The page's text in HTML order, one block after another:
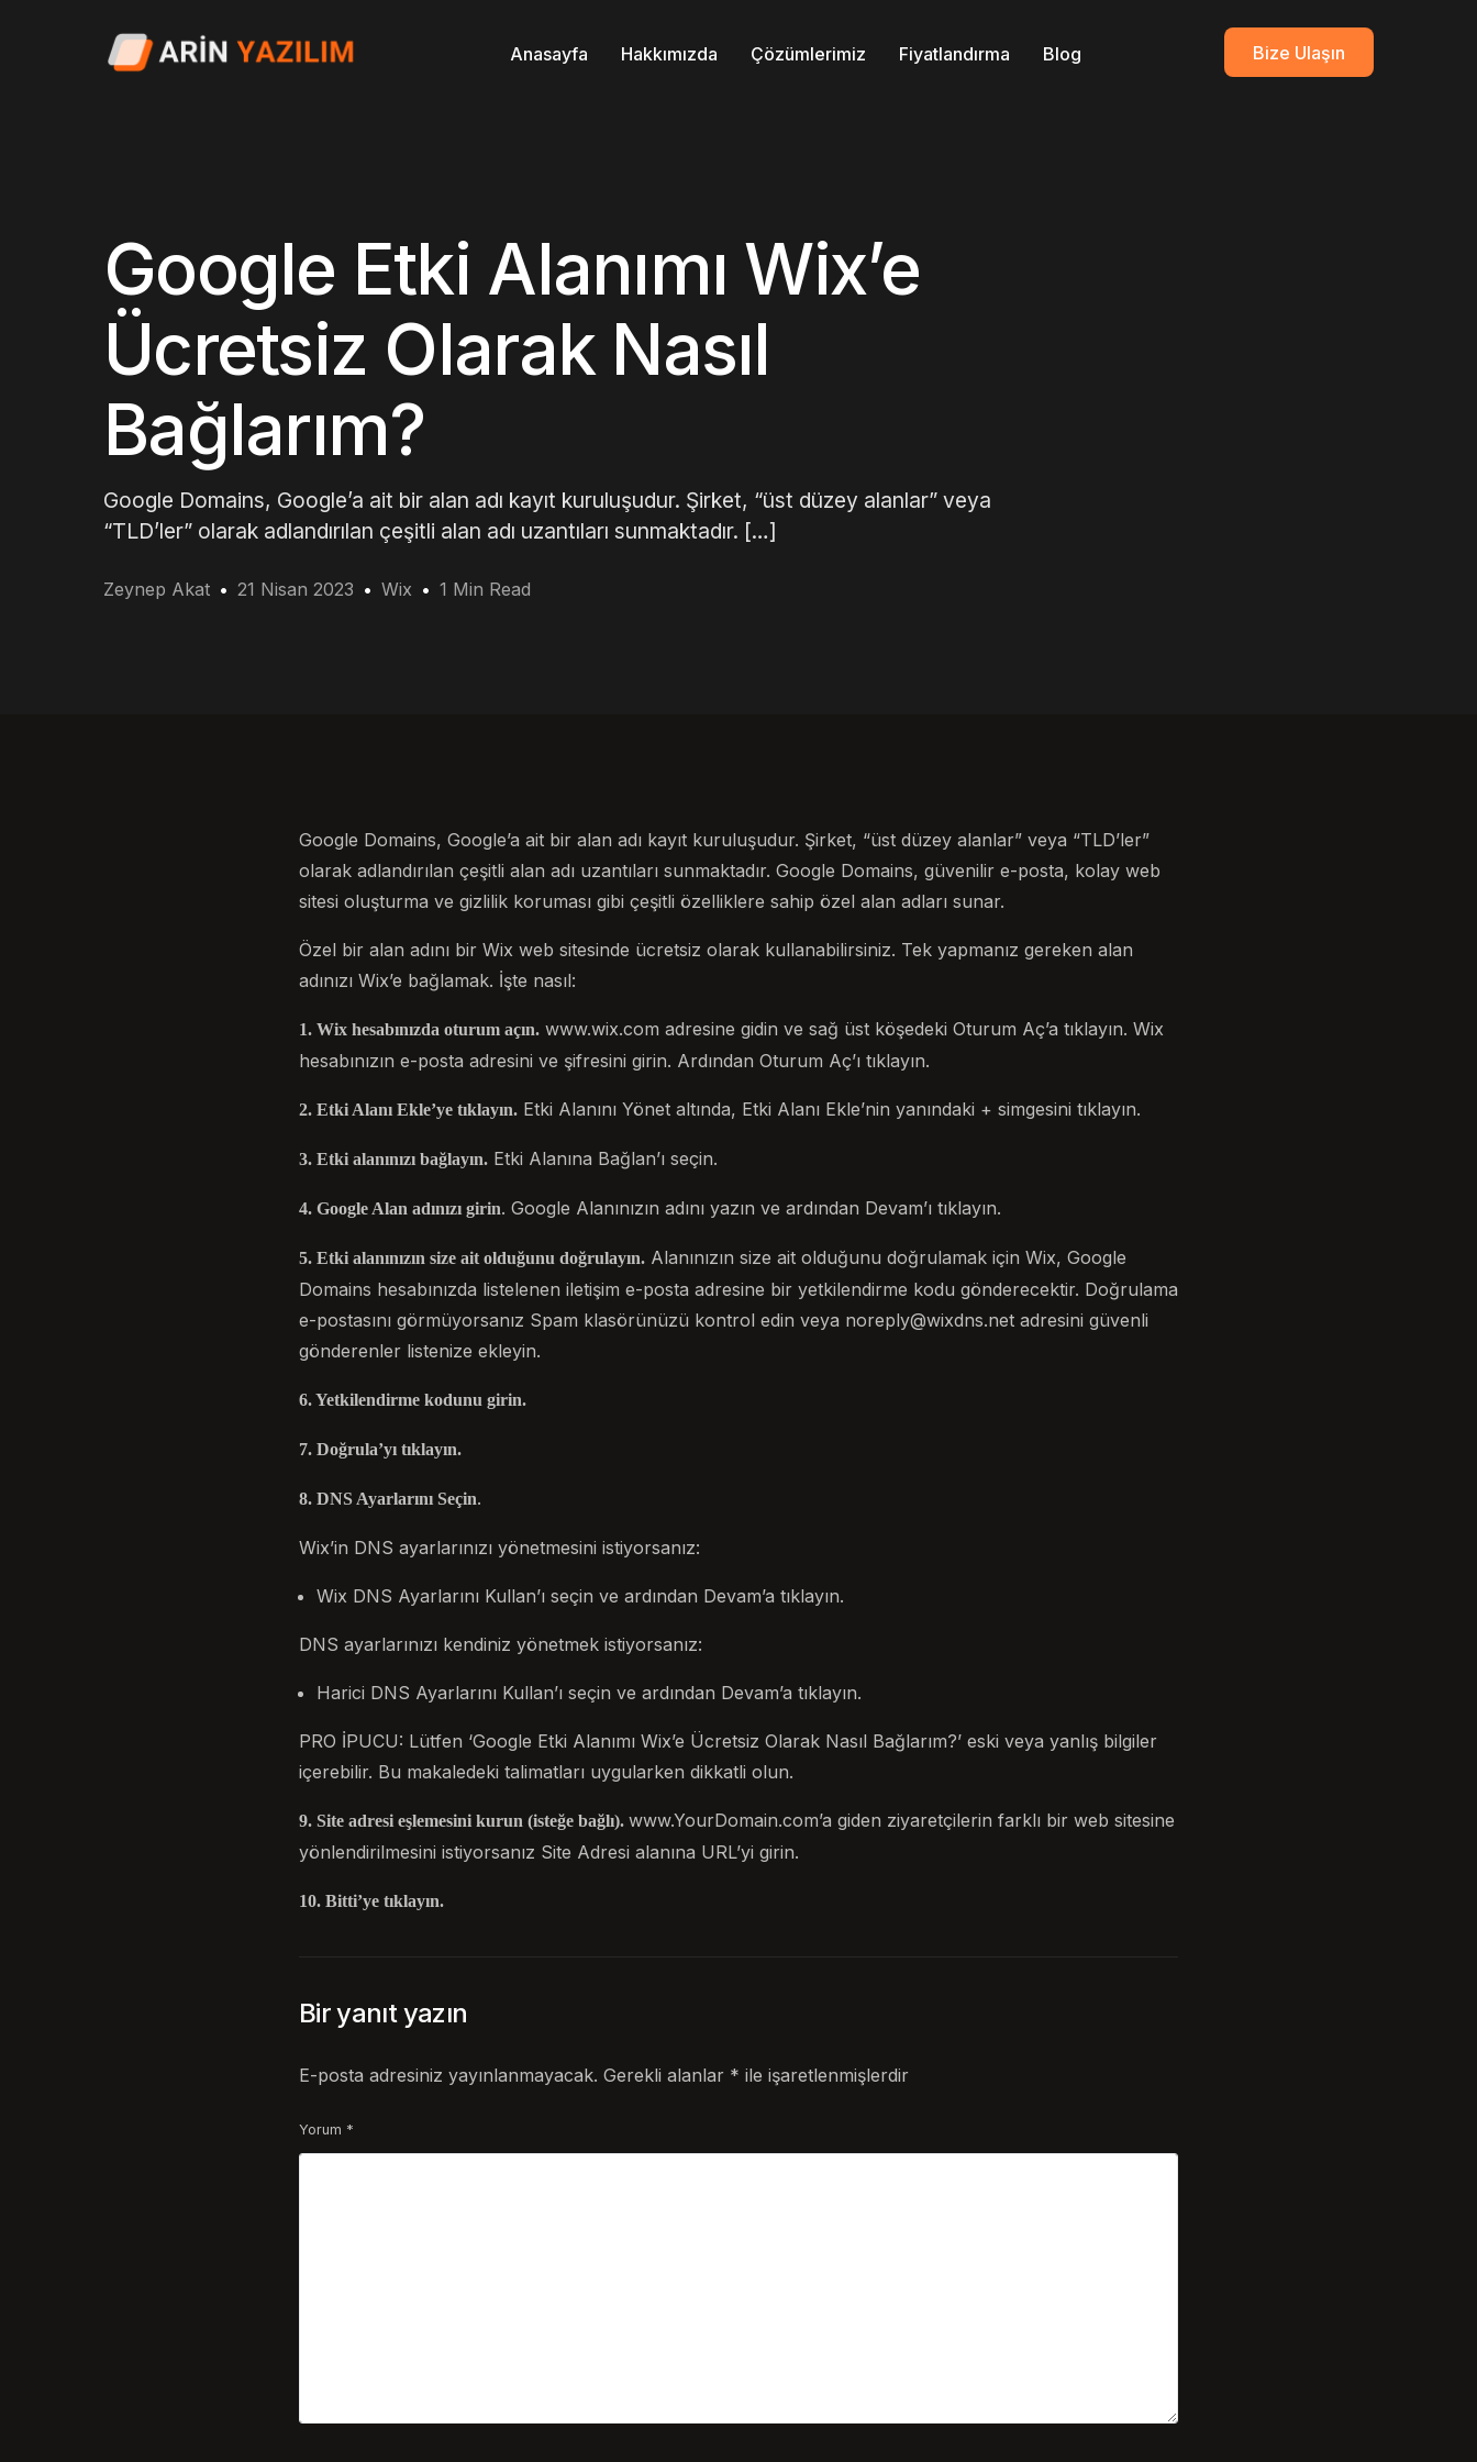
Anasayfa Hakkımızda Çözümlerimiz Fiyatlandırma Blog Bize Ulaşın
Google Etki Alanımı Wix’e
Ücretsiz Olarak Nasıl
Bağlarım?
Google Domains, Google’a ait bir alan adı kayıt kuruluşudur. Şirket, “üst düzey alanlar” veya
“TLD’ler” olarak adlandırılan çeşitli alan adı uzantıları sunmaktadır. […]
Zeynep Akat 21 Nisan 2023 Wix 1 Min Read
Google Domains, Google’a ait bir alan adı kayıt kuruluşudur. Şirket, “üst düzey alanlar” veya “TLD’ler”
olarak adlandırılan çeşitli alan adı uzantıları sunmaktadır. Google Domains, güvenilir e-posta, kolay web
sitesi oluşturma ve gizlilik koruması gibi çeşitli özelliklere sahip özel alan adları sunar.
Özel bir alan adını bir Wix web sitesinde ücretsiz olarak kullanabilirsiniz. Tek yapmanız gereken alan
adınızı Wix’e bağlamak. İşte nasıl:
1. Wix hesabınızda oturum açın. www.wix.com adresine gidin ve sağ üst köşedeki Oturum Aç’a tıklayın. Wix
hesabınızın e-posta adresini ve şifresini girin. Ardından Oturum Aç’ı tıklayın.
2. Etki Alanı Ekle’ye tıklayın. Etki Alanını Yönet altında, Etki Alanı Ekle’nin yanındaki + simgesini tıklayın.
3. Etki alanınızı bağlayın. Etki Alanına Bağlan’ı seçin.
4. Google Alan adınızı girin. Google Alanınızın adını yazın ve ardından Devam’ı tıklayın.
5. Etki alanınızın size ait olduğunu doğrulayın. Alanınızın size ait olduğunu doğrulamak için Wix, Google
Domains hesabınızda listelenen iletişim e-posta adresine bir yetkilendirme kodu gönderecektir. Doğrulama
e-postasını görmüyorsanız Spam klasörünüzü kontrol edin veya noreply@wixdns.net adresini güvenli
gönderenler listenize ekleyin.
6. Yetkilendirme kodunu girin.
7. Doğrula’yı tıklayın.
8. DNS Ayarlarını Seçin.
Wix’in DNS ayarlarınızı yönetmesini istiyorsanız:
Wix DNS Ayarlarını Kullan’ı seçin ve ardından Devam’a tıklayın.
DNS ayarlarınızı kendiniz yönetmek istiyorsanız:
Harici DNS Ayarlarını Kullan’ı seçin ve ardından Devam’a tıklayın.
PRO İPUCU: Lütfen ‘Google Etki Alanımı Wix’e Ücretsiz Olarak Nasıl Bağlarım?’ eski veya yanlış bilgiler
içerebilir. Bu makaledeki talimatları uygularken dikkatli olun.
9. Site adresi eşlemesini kurun (isteğe bağlı). www.YourDomain.com’a giden ziyaretçilerin farklı bir web sitesine
yönlendirilmesini istiyorsanız Site Adresi alanına URL’yi girin.
10. Bitti’ye tıklayın.
Bir yanıt yazın
E-posta adresiniz yayınlanmayacak. Gerekli alanlar * ile işaretlenmişlerdir
Yorum *